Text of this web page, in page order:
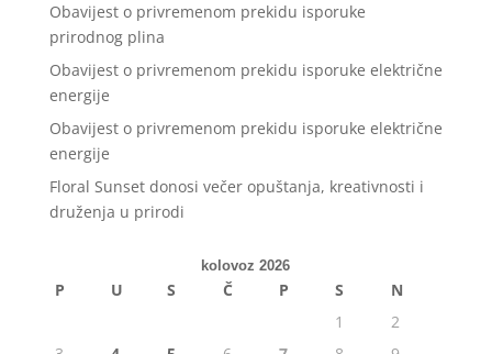
Obavijest o privremenom prekidu isporuke
prirodnog plina
Obavijest o privremenom prekidu isporuke električne
energije
Obavijest o privremenom prekidu isporuke električne
energije
Floral Sunset donosi večer opuštanja, kreativnosti i
druženja u prirodi
kolovoz 2026
P U S Č P S
N
1
2